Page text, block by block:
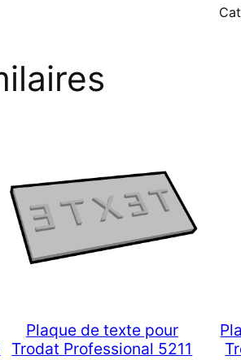
de
Plaque de texte pour
Trodat Professional 5211